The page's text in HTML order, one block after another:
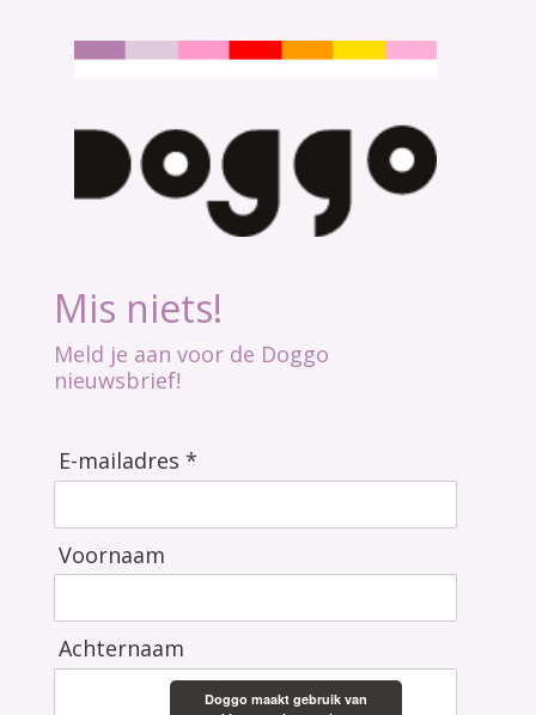
Mis niets!
Meld je aan voor de Doggo
nieuwsbrief!
E-mailadres *
Voornaam
Achternaam
Doggo maakt gebruik van